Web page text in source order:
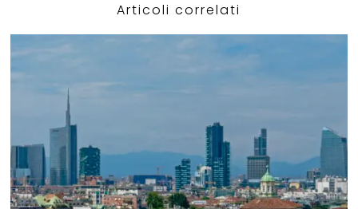
Articoli correlati